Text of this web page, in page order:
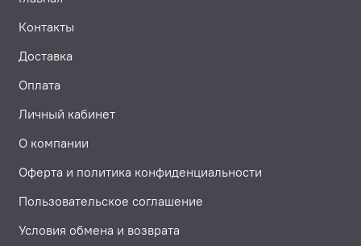
Контакты
Доставка
Оплата
Личный кабинет
О компании
Оферта и политика конфиденциальности
Пользовательское соглашение
Условия обмена и возврата